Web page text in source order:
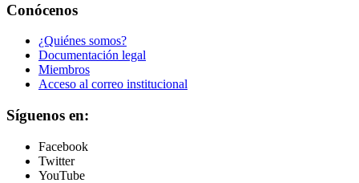
Conócenos
¿Quiénes somos?
Documentación legal
Miembros
Acceso al correo institucional
Síguenos en:
Facebook
Twitter
YouTube